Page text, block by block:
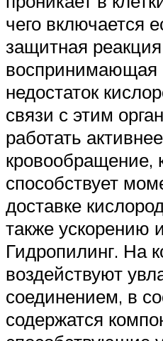
чего включается
защитная
воспринимающая
недостаток
связи с этим
работать
кровообращение,
способствует
доставке
также ускорению
Гидропилинг. На
воздействуют
соединением, в
содержатся